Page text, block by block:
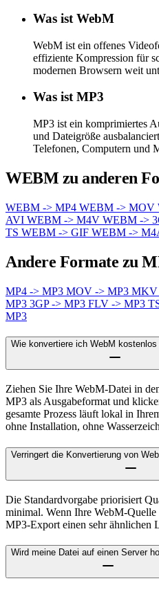
Was ist WebM
WebM ist ein offenes
effiziente Kompression für
modernen Browsern weit
Was ist MP3
MP3 ist ein komprimiertes
und Dateigröße
Telefonen, Computern und
WEBM zu anderen
WEBM -> MP4 WEBM -> MOV
AVI WEBM -> M4V WEBM ->
TS WEBM -> GIF WEBM ->
Andere Formate zu
MP4 -> MP3 MOV -> MP3 MKV
MP3 3GP -> MP3 FLV -> MP3
MP3
Wie konvertiere ich WebM
Ziehen Sie Ihre WebM-Datei in
MP3 als Ausgabeformat und
gesamte Prozess läuft lokal in
ohne Installation, ohne
Verringert die Konvertierung von
Die Standardvorgabe priorisiert
minimal. Wenn Ihre WebM-Quelle
MP3-Export einen sehr ähnlichen
Wird meine Datei auf einen Server